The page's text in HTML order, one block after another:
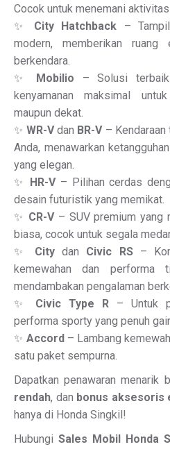
Cocok untuk menemani aktivitas
✨ City Hatchback –
modern, memberikan ruang
berkendara.
✨ Mobilio – Solusi terbaik
kenyamanan maksimal
maupun dekat.
✨ WR-Vdan BR-V– Kendaraan
Anda, menawarkan
yang elegan.
✨ HR-V– Pilihan cerdas
desain futuristik yang memikat.
✨ CR-V– SUV premium yang
biasa, cocok untuk segala
✨ Citydan Civic RS–
kemewahan dan performa
mendambakan pengalaman
✨ Civic Type R – Untuk
performa sporty yang penuh
✨ Accord– Lambang
satu paket sempurna.
Dapatkan penawaran menarik
rendah, dan bonus aksesoris
hanya di Honda Singkil!
Hubungi Sales Mobil Honda